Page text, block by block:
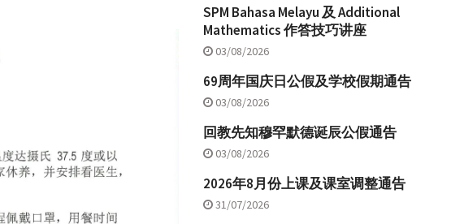
SPM Bahasa Melayu 及 Additional
Mathematics 作答技巧讲座
03/08/2026
69周年国庆日公假及学校假期通告
03/08/2026
回教先知穆罕默德诞辰公假通告
03/08/2026
2026年8月份上课及课室调整通告
31/07/2026